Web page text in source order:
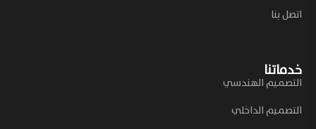
اتصل بنا
خدماتنا
التصميم الهندسي
التصميم الداخلي